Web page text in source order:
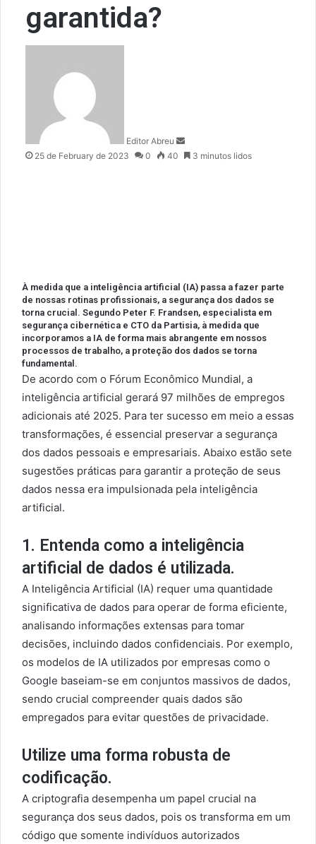
garantida?
Editor Abreu
m
25 de February de 2023 0 40 3 minutos lidos
À medida que a inteligência artificial (IA) passa a fazer parte
de nossas rotinas profissionais, a segurança dos dados se
torna crucial. Segundo Peter F. Frandsen, especialista em
segurança cibernética e CTO da Partisia, à medida que
incorporamos a IA de forma mais abrangente em nossos
processos de trabalho, a proteção dos dados se torna
fundamental.
De acordo com o Fórum Econômico Mundial, a
inteligência artificial gerará 97 milhões de empregos
adicionais até 2025. Para ter sucesso em meio a essas
transformações, é essencial preservar a segurança
dos dados pessoais e empresariais. Abaixo estão sete
sugestões práticas para garantir a proteção de seus
dados nessa era impulsionada pela inteligência
artificial.
1. Entenda como a inteligência
artificial de dados é utilizada.
A Inteligência Artificial (IA) requer uma quantidade
significativa de dados para operar de forma eficiente,
analisando informações extensas para tomar
decisões, incluindo dados confidenciais. Por exemplo,
os modelos de IA utilizados por empresas como o
Google baseiam-se em conjuntos massivos de dados,
sendo crucial compreender quais dados são
empregados para evitar questões de privacidade.
Utilize uma forma robusta de
codificação.
A criptografia desempenha um papel crucial na
segurança dos seus dados, pois os transforma em um
código que somente indivíduos autorizados